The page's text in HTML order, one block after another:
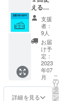
える
20％割
引券！
ご来店
時に支
援画面
を提示
してく
ださい
店内に
掲示す
る支援
支援
者：
9人
お届
け予
定：
2023
年07
月
詳細を見る
こ
の
リ
タ
ー
ン